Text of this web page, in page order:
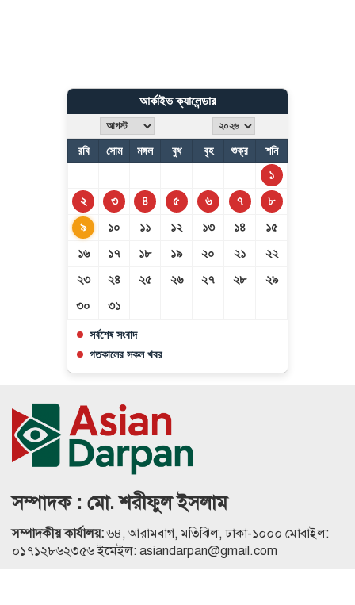
আর্কাইভ ক্যালেন্ডার
রবি সোম মঙ্গল বুধ বৃহ শুক্র শনি
১
২
৩ ৪ ৫ ৬ ৭
৮
৯
১০ ১১ ১২ ১৩ ১৪
১৫
১৬
১৭ ১৮ ১৯ ২০ ২১
২২
২৩
২৪ ২৫ ২৬ ২৭ ২৮
২৯
৩০
৩১
সর্বশেষ সংবাদ
গতকালের সকল খবর
সম্পাদক : মো. শরীফুল ইসলাম
সম্পাদকীয় কার্যালয়:৬৪, আরামবাগ, মতিঝিল, ঢাকা-১০০০ মোবাইল:
০১৭১২৮৬২৩৫৬ ইমেইল: asiandarpan@gmail.com